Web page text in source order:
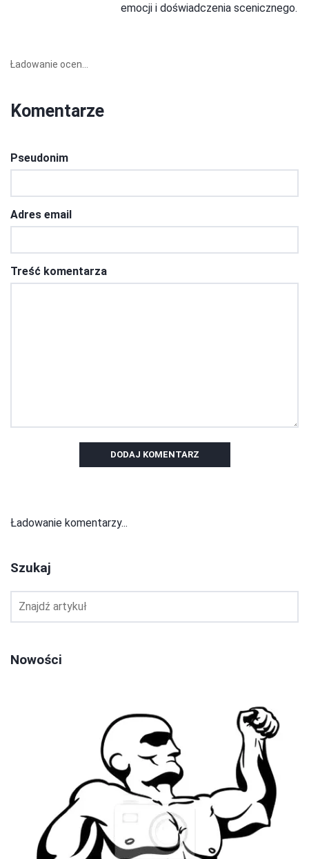
emocji i doświadczenia scenicznego.
Ładowanie ocen...
Komentarze
Pseudonim
Adres email
Treść komentarza
DODAJ KOMENTARZ
Ładowanie komentarzy...
Szukaj
Nowości